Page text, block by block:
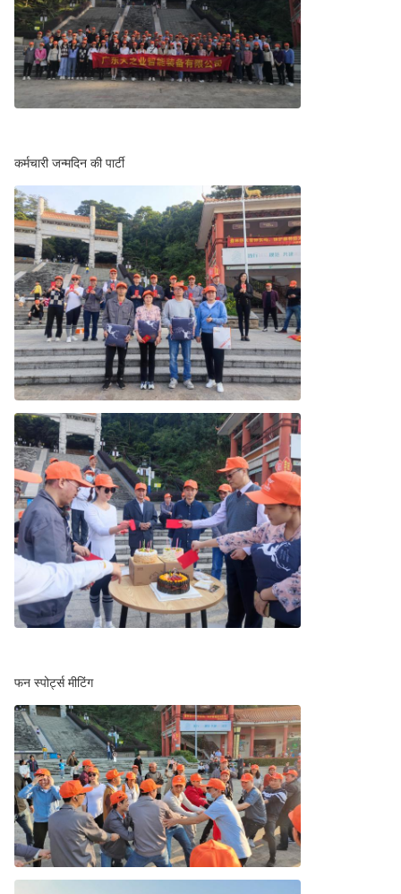
कर्मचारी जन्मदिन की पार्टी
फन स्पोर्ट्स मीटिंग